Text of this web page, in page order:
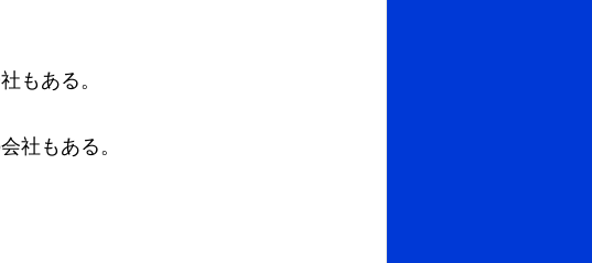
もある。
社もある。